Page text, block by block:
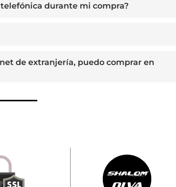
durante mi compra?
de extranjería, puedo comprar en